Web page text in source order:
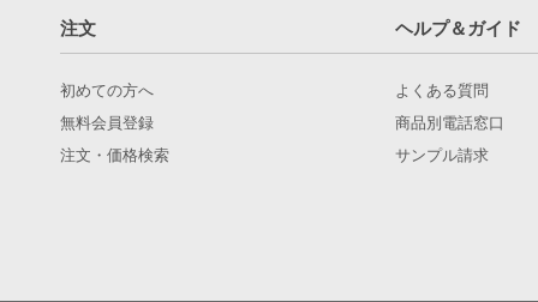
注文 ヘルプ＆ガイド
初めての方へ
無料会員登録
注文・価格検索
よくある質問
商品別電話窓口
サンプル請求